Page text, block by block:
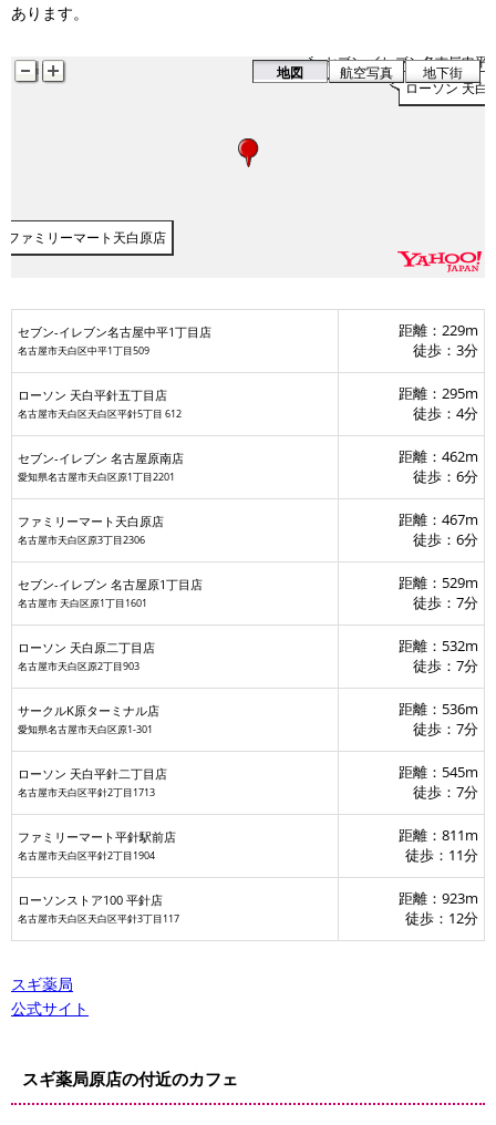
あります。
セブン-イレブン名古屋中平
ローソン 天白
ファミリーマート天白原店
地図 航空写真 地下街
セブン-イレブン名古屋中平1丁目店
名古屋市天白区中平1丁目509
距離：229m
徒歩：3分
ローソン 天白平針五丁目店
名古屋市天白区天白区平針5丁目 612
距離：295m
徒歩：4分
セブン‐イレブン 名古屋原南店
愛知県名古屋市天白区原1丁目2201
距離：462m
徒歩：6分
ファミリーマート天白原店
名古屋市天白区原3丁目2306
距離：467m
徒歩：6分
セブン‐イレブン 名古屋原1丁目店
名古屋市 天白区原1丁目1601
距離：529m
徒歩：7分
ローソン 天白原二丁目店
名古屋市天白区原2丁目903
距離：532m
徒歩：7分
サークルK原ターミナル店
愛知県名古屋市天白区原1-301
距離：536m
徒歩：7分
ローソン 天白平針二丁目店
名古屋市天白区平針2丁目1713
距離：545m
徒歩：7分
ファミリーマート平針駅前店
名古屋市天白区平針2丁目1904
距離：811m
徒歩：11分
ローソンストア100 平針店
名古屋市天白区天白区平針3丁目117
距離：923m
徒歩：12分
スギ薬局
公式サイト
スギ薬局原店の付近のカフェ